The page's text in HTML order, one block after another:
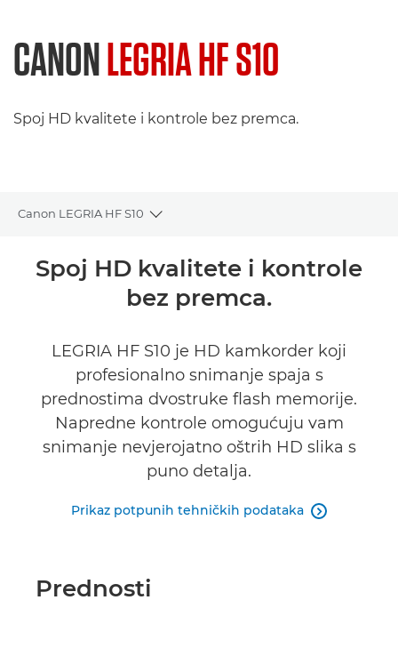
CANONLEGRIA HF S10
Spoj HD kvalitete i kontrole bez premca.
Canon LEGRIA HF S10
Toggle breadcrumbs
Pregled
Spoj HD kvalitete i kontrole
bez premca.
LEGRIA HF S10 je HD kamkorder koji
profesionalno snimanje spaja s
prednostima dvostruke flash memorije.
Napredne kontrole omogućuju vam
snimanje nevjerojatno oštrih HD slika s
puno detalja.
Prikaz potpunih tehničkih podataka 
Prednosti